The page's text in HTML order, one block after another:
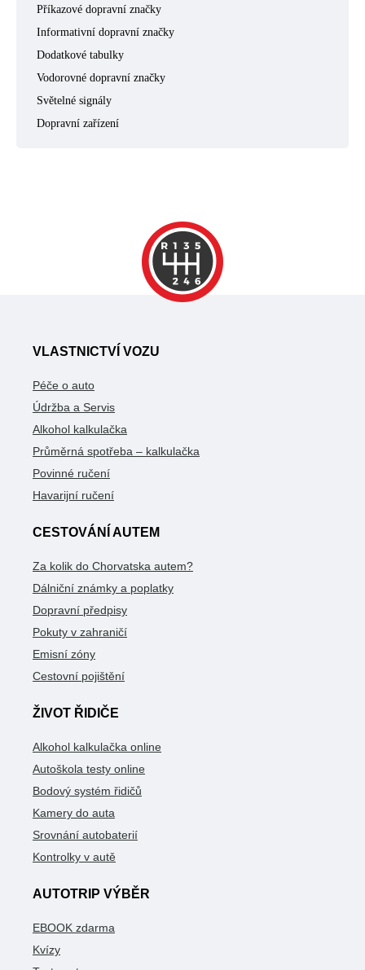
Příkazové dopravní značky
Informativní dopravní značky
Dodatkové tabulky
Vodorovné dopravní značky
Světelné signály
Dopravní zařízení
VLASTNICTVÍ VOZU
Péče o auto
Údržba a Servis
Alkohol kalkulačka
Průměrná spotřeba – kalkulačka
Povinné ručení
Havarijní ručení
CESTOVÁNÍ AUTEM
Za kolik do Chorvatska autem?
Dálniční známky a poplatky
Dopravní předpisy
Pokuty v zahraničí
Emisní zóny
Cestovní pojištění
ŽIVOT ŘIDIČE
Alkohol kalkulačka online
Autoškola testy online
Bodový systém řidičů
Kamery do auta
Srovnání autobaterií
Kontrolky v autě
AUTOTRIP VÝBĚR
EBOOK zdarma
Kvízy